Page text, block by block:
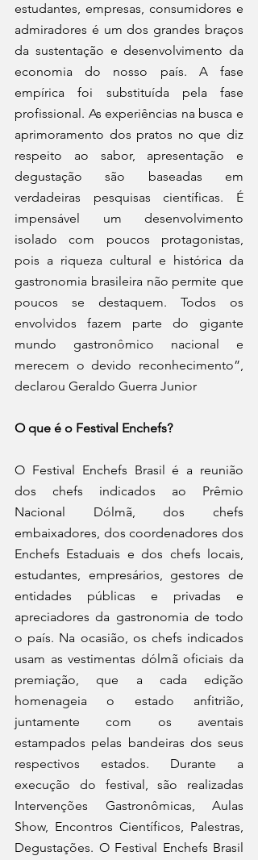
estudantes, empresas, consumidores e
admiradores é um dos grandes braços
da sustentação e desenvolvimento da
economia do nosso país. A fase
empírica foi substituída pela fase
profissional. As experiências na busca e
aprimoramento dos pratos no que diz
respeito ao sabor, apresentação e
degustação são baseadas em
verdadeiras pesquisas científicas. É
impensável um desenvolvimento
isolado com poucos protagonistas,
pois a riqueza cultural e histórica da
gastronomia brasileira não permite que
poucos se destaquem. Todos os
envolvidos fazem parte do gigante
mundo gastronômico nacional e
merecem o devido reconhecimento”,
declarou Geraldo Guerra Junior
O que é o Festival Enchefs?
O Festival Enchefs Brasil é a reunião
dos chefs indicados ao Prêmio
Nacional Dólmã, dos chefs
embaixadores, dos coordenadores dos
Enchefs Estaduais e dos chefs locais,
estudantes, empresários, gestores de
entidades públicas e privadas e
apreciadores da gastronomia de todo
o país. Na ocasião, os chefs indicados
usam as vestimentas dólmã oficiais da
premiação, que a cada edição
homenageia o estado anfitrião,
juntamente com os aventais
estampados pelas bandeiras dos seus
respectivos estados. Durante a
execução do festival, são realizadas
Intervenções Gastronômicas, Aulas
Show, Encontros Científicos, Palestras,
Degustações. O Festival Enchefs Brasil